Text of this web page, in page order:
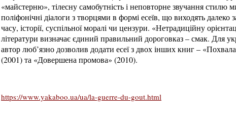
«майстерню», тілесну самобутність і неповторне звучання стилю
поліфонічні діалоги з творцями в формі есеїв, що виходять далеко
часу, історії, суспільної моралі чи цензури. «Нетрадиційну
літератури визначає єдиний правильний дороговказ – смак. Для
автор люб’язно дозволив додати есеї з двох інших книг –
(2001) та «Довершена промова» (2010).
https://www.yakaboo.ua/ua/la-guerre-du-gout.html